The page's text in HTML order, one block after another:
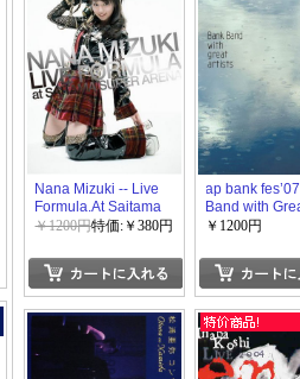
Nana Mizuki -- Live
Formula.At Saitama
Super Arena
￥1200円特価:￥380円
ap bank
Band with
Artists)
￥1200円